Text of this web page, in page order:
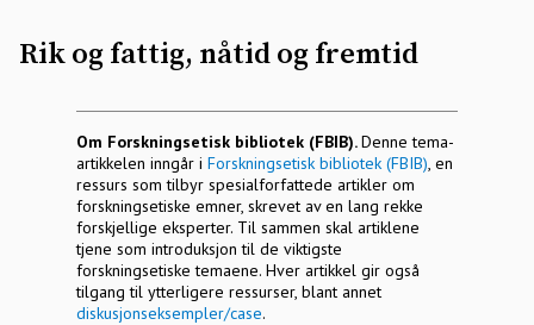
Rik og fattig, nåtid og fremtid
Om Forskningsetisk bibliotek (FBIB).Denne tema-
artikkelen inngår i Forskningsetisk bibliotek (FBIB), en
ressurs som tilbyr spesialforfattede artikler om
forskningsetiske emner, skrevet av en lang rekke
forskjellige eksperter. Til sammen skal artiklene
tjene som introduksjon til de viktigste
forskningsetiske temaene. Hver artikkel gir også
tilgang til ytterligere ressurser, blant annet
diskusjonseksempler/case.